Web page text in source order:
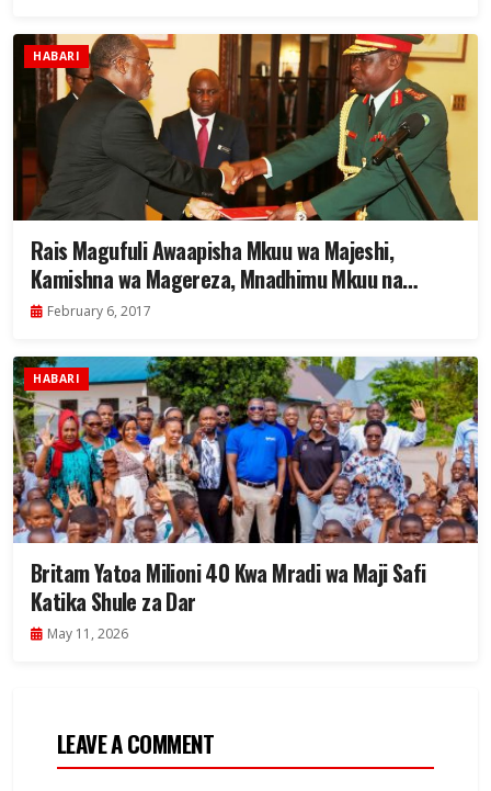
HABARI
Rais Magufuli Awaapisha Mkuu wa Majeshi,
Kamishna wa Magereza, Mnadhimu Mkuu na
Mabalozi
February 6, 2017
HABARI
Britam Yatoa Milioni 40 Kwa Mradi wa Maji Safi
Katika Shule za Dar
May 11, 2026
LEAVE A COMMENT